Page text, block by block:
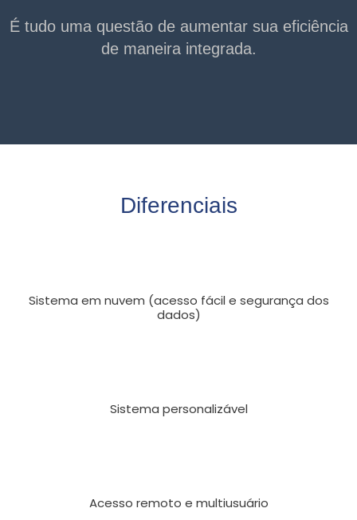
É tudo uma questão de aumentar sua eficiência
de maneira integrada.
Diferenciais
Sistema em nuvem (acesso fácil e segurança dos
dados)
Sistema personalizável
Acesso remoto e multiusuário